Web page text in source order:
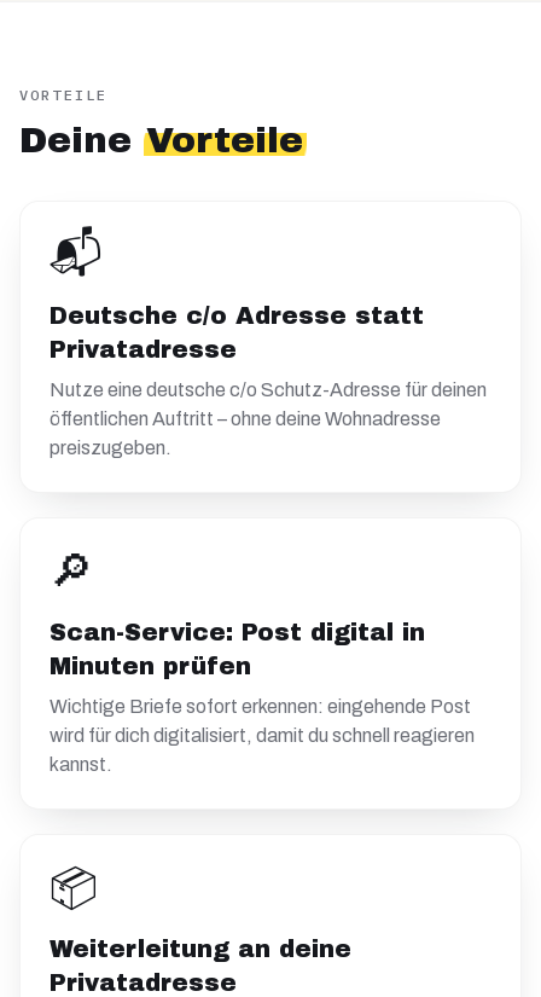
VORTEILE
Deine Vorteile
📬
Deutsche c/o Adresse statt
Privatadresse
Nutze eine deutsche c/o Schutz-Adresse für deinen
öffentlichen Auftritt – ohne deine Wohnadresse
preiszugeben.
🔎
Scan-Service: Post digital in
Minuten prüfen
Wichtige Briefe sofort erkennen: eingehende Post
wird für dich digitalisiert, damit du schnell reagieren
kannst.
📦
Weiterleitung an deine
Privatadresse